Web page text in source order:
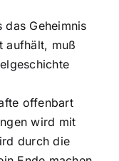
Geheimnis
aufhält, muß
offenbart
wird mit
durch die